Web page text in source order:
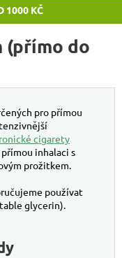
1000 KČ
(přímo do
pro přímou
cigarety
inhalaci s
prožitkem.
používat
glycerin).